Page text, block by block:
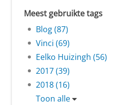
Meest gebruikte tags
Blog (87)
Vinci (69)
Eelko Huizingh (56)
2017 (39)
2018 (16)
Toon alle